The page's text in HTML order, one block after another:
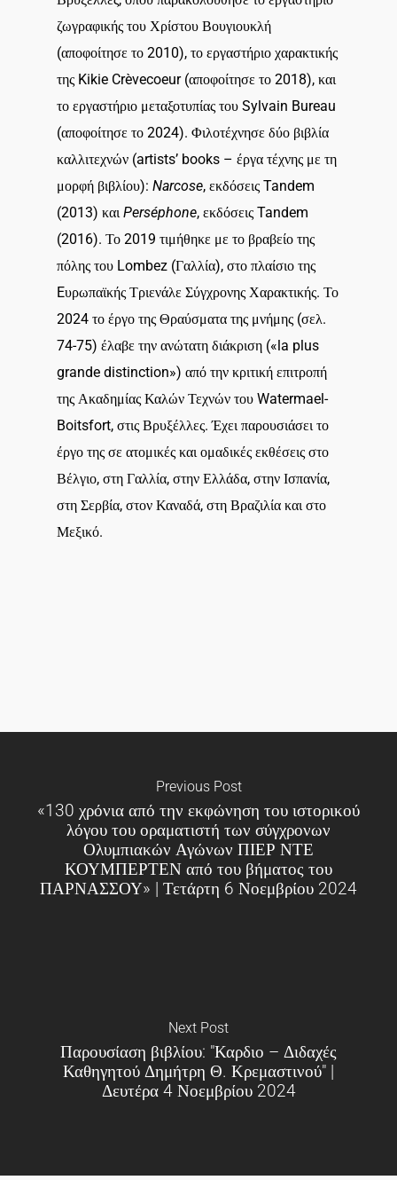
ζωγραφικής του Χρίστου Βουγιουκλή
(αποφοίτησε το 2010), το εργαστήριο χαρακτικής
της Kikie Crèvecoeur (αποφοίτησε το 2018), και
το εργαστήριο μεταξοτυπίας του Sylvain Bureau
(αποφοίτησε το 2024). Φιλοτέχνησε δύο βιβλία
καλλιτεχνών (artists’ books – έργα τέχνης με τη
μορφή βιβλίου): Narcose, εκδόσεις Tandem
(2013) και Perséphone, εκδόσεις Tandem
(2016). Το 2019 τιμήθηκε με το βραβείο της
πόλης του Lombez (Γαλλία), στο πλαίσιο της
Eυρωπαϊκής Τριενάλε Σύγχρονης Χαρακτικής. Το
2024 το έργο της Θραύσματα της μνήμης (σελ.
74-75) έλαβε την ανώτατη διάκριση («la plus
grande distinction») από την κριτική επιτροπή
της Ακαδημίας Καλών Τεχνών του Watermael-
Boitsfort, στις Βρυξέλλες. Έχει παρουσιάσει το
έργο της σε ατομικές και ομαδικές εκθέσεις στο
Βέλγιο, στη Γαλλία, στην Ελλάδα, στην Ισπανία,
στη Σερβία, στον Καναδά, στη Βραζιλία και στο
Μεξικό.
Previous Post
«130 χρόνια από την εκφώνηση του ιστορικού
λόγου του οραματιστή των σύγχρονων
Ολυμπιακών Αγώνων ΠΙΕΡ ΝΤΕ
ΚΟΥΜΠΕΡΤΕΝ από του βήματος του
ΠΑΡΝΑΣΣΟΥ» | Τετάρτη 6 Νοεμβρίου 2024
Next Post
Παρουσίαση βιβλίου: "Καρδιο – Διδαχές
Καθηγητού Δημήτρη Θ. Κρεμαστινού" |
Δευτέρα 4 Νοεμβρίου 2024